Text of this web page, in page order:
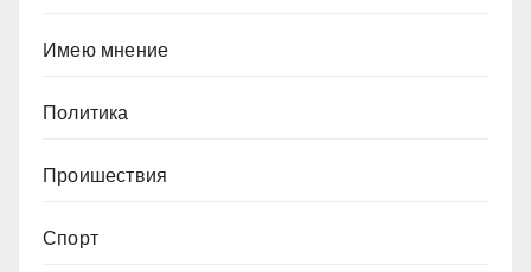
Имею мнение
Политика
Проишествия
Спорт